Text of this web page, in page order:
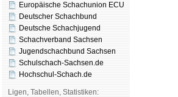
Europäische Schachunion ECU
Deutscher Schachbund
Deutsche Schachjugend
Schachverband Sachsen
Jugendschachbund Sachsen
Schulschach-Sachsen.de
Hochschul-Schach.de
Ligen, Tabellen, Statistiken: